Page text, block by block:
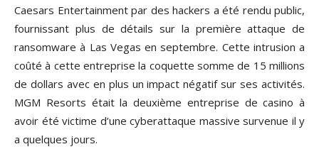
Caesars Entertainment par des hackers a été rendu public,
fournissant plus de détails sur la première attaque de
ransomware à Las Vegas en septembre. Cette intrusion a
coûté à cette entreprise la coquette somme de 15 millions
de dollars avec en plus un impact négatif sur ses activités.
MGM Resorts était la deuxième entreprise de casino à
avoir été victime d’une cyberattaque massive survenue il y
a quelques jours.